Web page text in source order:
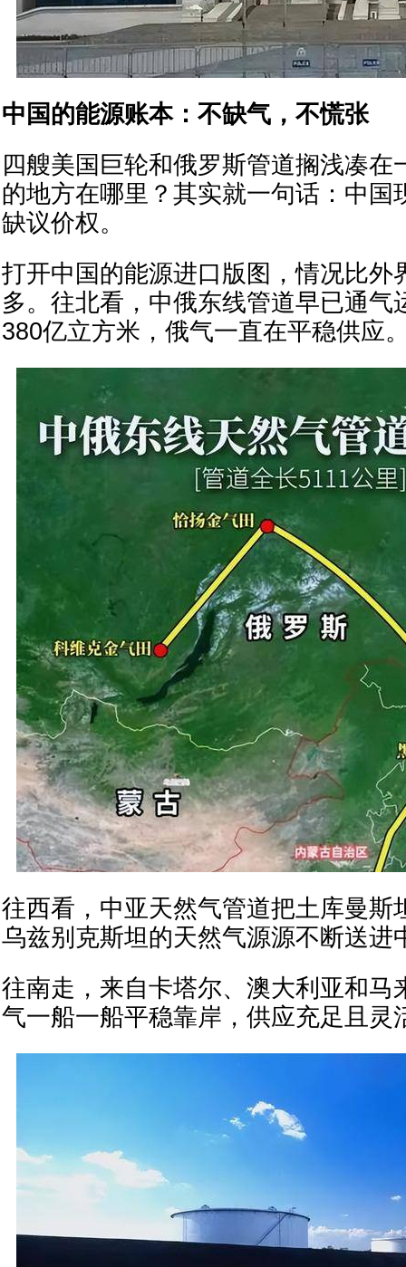
中国的能源账本：不缺气，不慌张
四艘美国巨轮和俄罗斯管道搁浅凑在
的地方在哪里？其实就一句话：中国
缺议价权。
打开中国的能源进口版图，情况比外
多。往北看，中俄东线管道早已通气
380亿立方米，俄气一直在平稳供应
往西看，中亚天然气管道把土库曼斯
乌兹别克斯坦的天然气源源不断送进
往南走，来自卡塔尔、澳大利亚和马
气一船一船平稳靠岸，供应充足且灵